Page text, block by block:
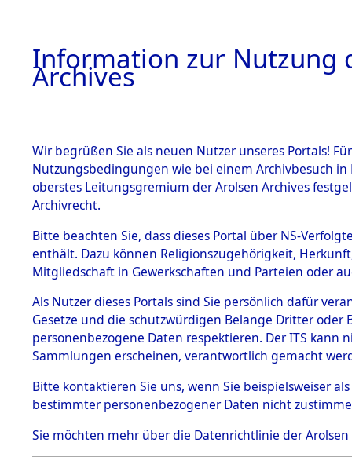
BESTÄNDE
1.
mente
5. Verschiedenes
5.3
Todesmärsche
5.3.1 Alliierte
Erhebungen
zu
Todesmärsch
en
5.3.2
und
0068
Information zur Nutzung
Archives
Wir begrüßen Sie als neuen Nutzer unseres Portals!
Nutzungsbedingungen wie bei einem Archivbesuch
oberstes Leitungsgremium der Arolsen Archives
Archivrecht.
Bitte beachten Sie, dass dieses Portal über NS-
enthält. Dazu können Religionszugehörigkeit,
Mitgliedschaft in Gewerkschaften und Parteien oder
Als Nutzer dieses Portals sind Sie persönlich dafür
Gesetze und die schutzwürdigen Belange Dritter
personenbezogene Daten respektieren. Der ITS
Sammlungen erscheinen, verantwortlich gemacht
Bitte kontaktieren Sie uns, wenn Sie beispielsweiser
bestimmter personenbezogener Daten nicht
Sie möchten mehr über die Datenrichtlinie der Arolsen